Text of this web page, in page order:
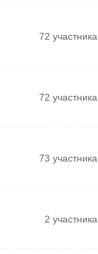
72 участника
72 участника
73 участника
2 участника